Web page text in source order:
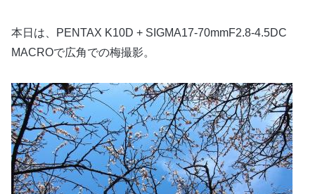
本日は、PENTAX K10D + SIGMA17-70mmF2.8-4.5DC
MACROで広角での梅撮影。